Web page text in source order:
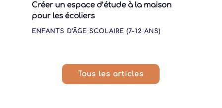
Créer un espace d’étude à la maison
pour les écoliers
ENFANTS D'ÂGE SCOLAIRE (7-12 ANS)
Tous les articles